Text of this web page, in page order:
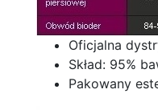
Oficjalna
Skład: 95%
Pakowany